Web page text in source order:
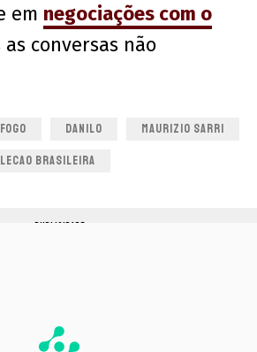
em negociações com o
as conversas não
DANILO MAURIZIO SARRI
BRASILEIRA
PUBLICIDADE